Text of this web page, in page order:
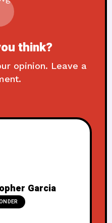
think?
opinion. Leave a
Garcia